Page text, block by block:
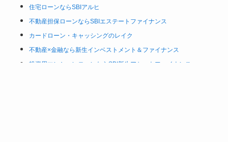
住宅ローンならSBIアルヒ
不動産担保ローンならSBIエステートファイナンス
カードローン・キャッシングのレイク
不動産×金融なら新生インベストメント＆ファイナンス
投資用マンションローンならSBI新生アセットファイナンス